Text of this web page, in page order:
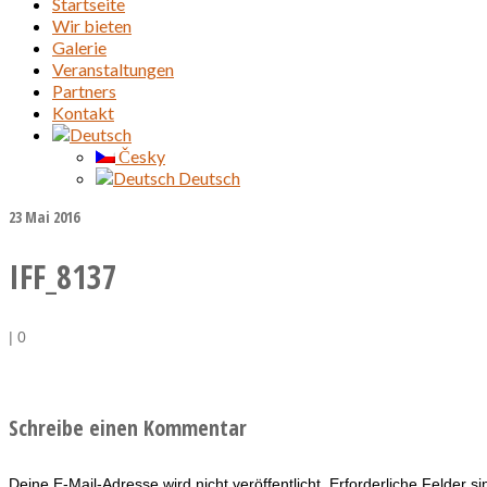
Wir bieten
Galerie
Veranstaltungen
Partners
Kontakt
Česky
Deutsch
23 Mai 2016
IFF_8137
| 0
Schreibe einen Kommentar
Deine E-Mail-Adresse wird nicht veröffentlicht. Erforderliche Felder